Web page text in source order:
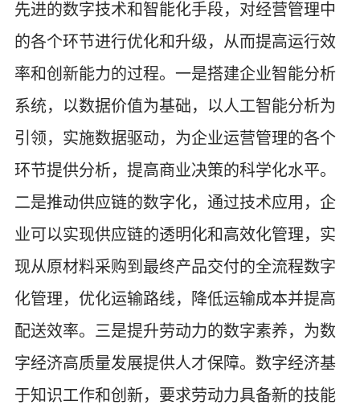
先进的数字技术和智能化手段，对经营管理中
的各个环节进行优化和升级，从而提高运行效
率和创新能力的过程。一是搭建企业智能分析
系统，以数据价值为基础，以人工智能分析为
引领，实施数据驱动，为企业运营管理的各个
环节提供分析，提高商业决策的科学化水平。
二是推动供应链的数字化，通过技术应用，企
业可以实现供应链的透明化和高效化管理，实
现从原材料采购到最终产品交付的全流程数字
化管理，优化运输路线，降低运输成本并提高
配送效率。三是提升劳动力的数字素养，为数
字经济高质量发展提供人才保障。数字经济基
于知识工作和创新，要求劳动力具备新的技能